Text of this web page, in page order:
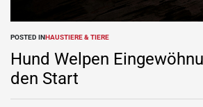
POSTED INHAUSTIERE & TIERE
Hund Welpen
den Start